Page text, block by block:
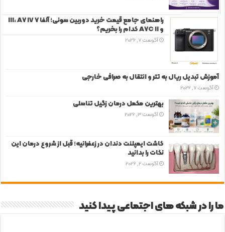
دیدگاه‌ها
برچسب‌ها
راهنمای جامع قیمت خرید دوربین سونی؛ آلفا 7 III، A7 IV
و A7C II کدام را بخریم؟
آگوست 7, 2026
آموزش تبدیل ریال به تتر و انتقال به صرافی خارجی
آگوست 7, 2026
بهترین مکمل درمان زگیل تناسلی
آگوست 3, 2026
کاشت ایمپلنت دندان در زعفرانیه؛ قبل از شروع درمان این
نکات را بدانید
آگوست 2, 2026
ما را در شبکه های اجتماعی پیدا کنید